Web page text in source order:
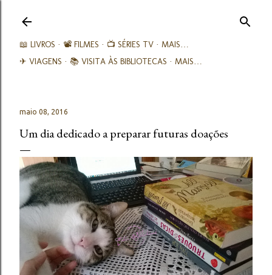
📖 LIVROS 📽️ FILMES 📺 SÉRIES TV
MAIS…
✈ VIAGENS
📚︎ VISITA ÀS BIBLIOTECAS MAIS…
maio 08, 2016
Um dia dedicado a preparar futuras doações